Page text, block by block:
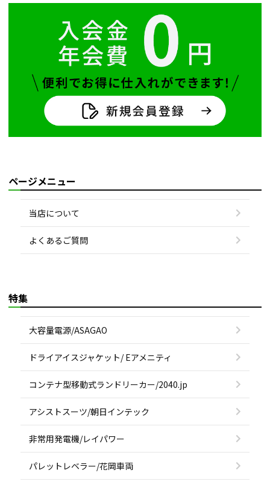
ページメニュー
当店について
よくあるご質問
特集
大容量電源/ASAGAO
ドライアイスジャケット/ Eアメニティ
コンテナ型移動式ランドリーカー/2040.jp
アシストスーツ/朝日インテック
非常用発電機/レイパワー
パレットレベラー/花岡車両